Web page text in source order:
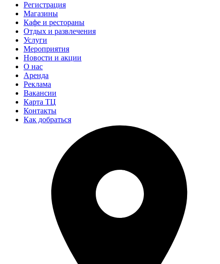
Регистрация
Магазины
Кафе и рестораны
Отдых и развлечения
Услуги
Мероприятия
Новости и акции
О нас
Аренда
Реклама
Вакансии
Карта ТЦ
Контакты
Как добраться